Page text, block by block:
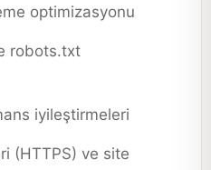
optimizasyonu
robots.txt
iyileştirmeleri
(HTTPS) ve site